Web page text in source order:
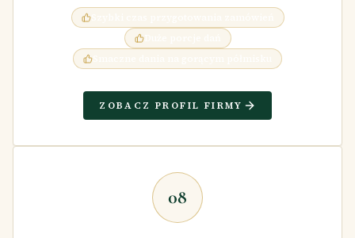
Szybki czas przygotowania zamówień
Duże porcje dań
ZOBACZ PROFIL FIRMY
08